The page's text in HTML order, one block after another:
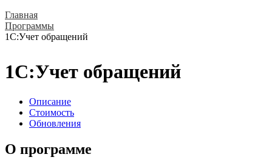
Главная
Программы
1С:Учет обращений
1С:Учет обращений
Описание
Стоимость
Обновления
О программе